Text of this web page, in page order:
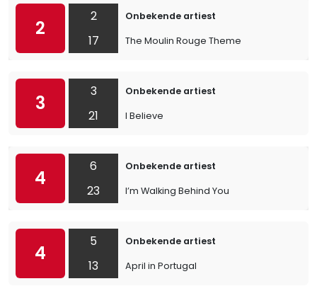
2
2
17
Onbekende artiest
The Moulin Rouge Theme
3
3
21
Onbekende artiest
I Believe
4
6
23
Onbekende artiest
I’m Walking Behind You
4
5
13
Onbekende artiest
April in Portugal